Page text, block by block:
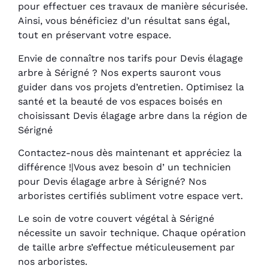
pour effectuer ces travaux de manière sécurisée.
Ainsi, vous bénéficiez d’un résultat sans égal,
tout en préservant votre espace.
Envie de connaître nos tarifs pour Devis élagage
arbre à Sérigné ? Nos experts sauront vous
guider dans vos projets d’entretien. Optimisez la
santé et la beauté de vos espaces boisés en
choisissant Devis élagage arbre dans la région de
Sérigné
Contactez-nous dès maintenant et appréciez la
différence !|Vous avez besoin d’ un technicien
pour Devis élagage arbre à Sérigné? Nos
arboristes certifiés subliment votre espace vert.
Le soin de votre couvert végétal à Sérigné
nécessite un savoir technique. Chaque opération
de taille arbre s’effectue méticuleusement par
nos arboristes.